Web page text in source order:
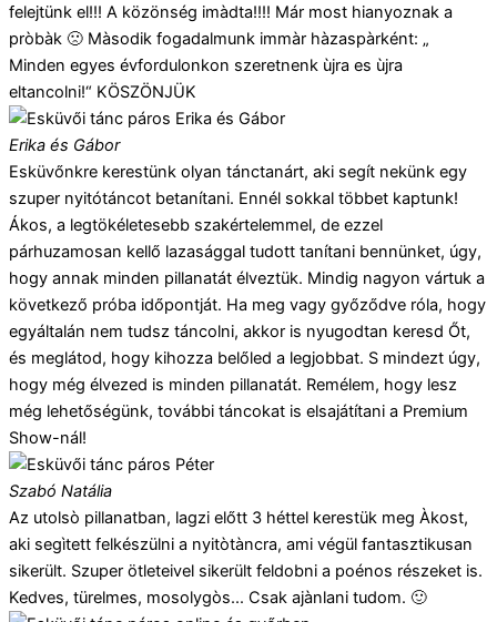
felejtünk el!!! A közönség imàdta!!!! Már most hianyoznak a
pròbàk 🙁 Màsodik fogadalmunk immàr hàzaspàrként: „
Minden egyes évfordulonkon szeretnenk ùjra es ùjra
eltancolni!“ KÖSZÖNJÜK
Erika és Gábor
Esküvőnkre kerestünk olyan tánctanárt, aki segít nekünk egy
szuper nyitótáncot betanítani. Ennél sokkal többet kaptunk!
Ákos, a legtökéletesebb szakértelemmel, de ezzel
párhuzamosan kellő lazasággal tudott tanítani bennünket, úgy,
hogy annak minden pillanatát élveztük. Mindig nagyon vártuk a
következő próba időpontját. Ha meg vagy győződve róla, hogy
egyáltalán nem tudsz táncolni, akkor is nyugodtan keresd Őt,
és meglátod, hogy kihozza belőled a legjobbat. S mindezt úgy,
hogy még élvezed is minden pillanatát. Remélem, hogy lesz
még lehetőségünk, további táncokat is elsajátítani a Premium
Show-nál!
Szabó Natália
Az utolsò pillanatban, lagzi előtt 3 héttel kerestük meg Àkost,
aki segìtett felkészülni a nyitòtàncra, ami végül fantasztikusan
sikerült. Szuper ötleteivel sikerült feldobni a poénos részeket is.
Kedves, türelmes, mosolygòs... Csak ajànlani tudom. 🙂